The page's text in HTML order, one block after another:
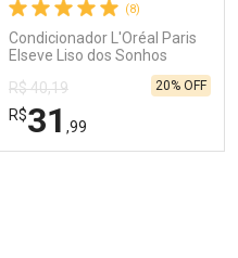
(8)
Condicionador L'Oréal Paris
Elseve Liso dos Sonhos
Alinhamento Capilar 400ml
R$ 40,19
R$31 ,99
20% OFF